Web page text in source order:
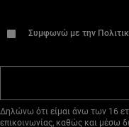
Συμφωνώ με την
Δηλώνω ότι είμαι άνω των 16
επικοινωνίας, καθώς και μέσω